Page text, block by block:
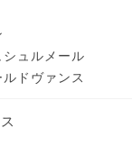
シュルメール
ドヴァンス